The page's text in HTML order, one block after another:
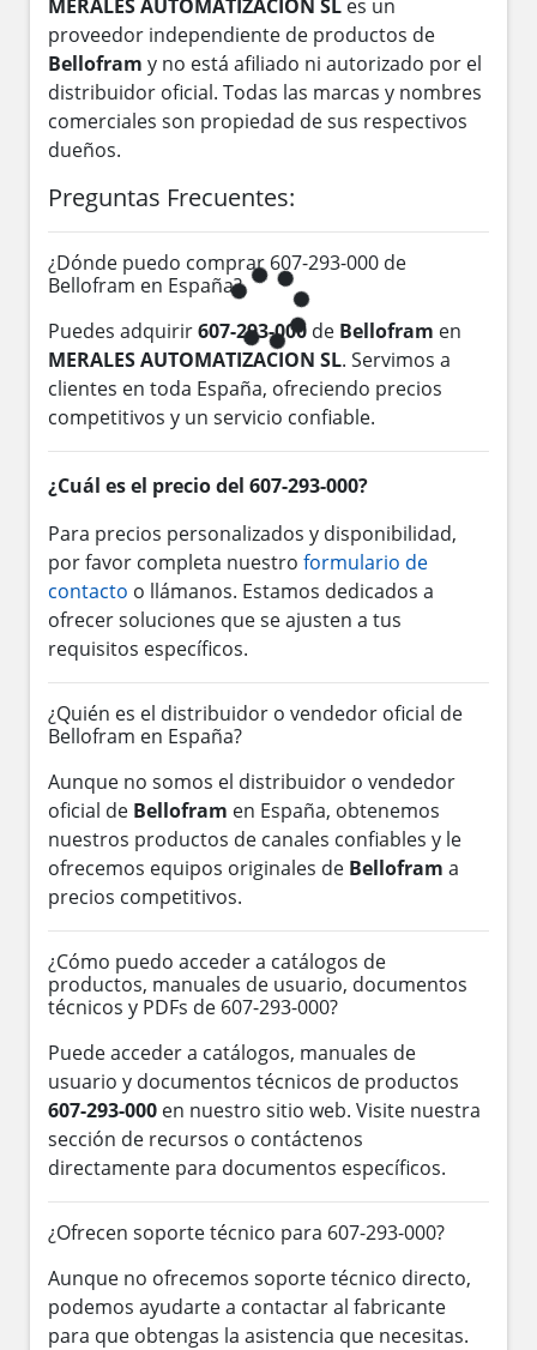
MERALES AUTOMATIZACION SL es un
proveedor independiente de productos de
Bellofram y no está afiliado ni autorizado por el
distribuidor oficial. Todas las marcas y nombres
comerciales son propiedad de sus respectivos
dueños.
Preguntas Frecuentes:
¿Dónde puedo comprar 607-293-000 de
Bellofram en España?
Puedes adquirir607-293-000 de Bellofram en
MERALES AUTOMATIZACION SL. Servimos a
clientes en toda España, ofreciendo precios
competitivos y un servicio confiable.
¿Cuál es el precio del 607-293-000?
Para precios personalizados y disponibilidad,
por favor completa nuestro formulario de
contacto o llámanos. Estamos dedicados a
ofrecer soluciones que se ajusten a tus
requisitos específicos.
¿Quién es el distribuidor o vendedor oficial de
Bellofram en España?
Aunque no somos el distribuidor o vendedor
oficial de Bellofram en España, obtenemos
nuestros productos de canales confiables y le
ofrecemos equipos originales de Bellofram a
precios competitivos.
¿Cómo puedo acceder a catálogos de
productos, manuales de usuario, documentos
técnicos y PDFs de 607-293-000?
Puede acceder a catálogos, manuales de
usuario y documentos técnicos de productos
607-293-000 en nuestro sitio web. Visite nuestra
sección de recursos o contáctenos
directamente para documentos específicos.
¿Ofrecen soporte técnico para 607-293-000?
Aunque no ofrecemos soporte técnico directo,
podemos ayudarte a contactar al fabricante
para que obtengas la asistencia que necesitas.